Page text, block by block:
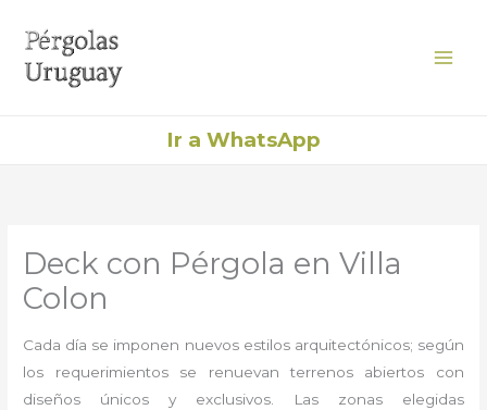
contenido
Ir a WhatsApp
Deck con Pérgola en Villa
Colon
Cada día se imponen nuevos estilos arquitectónicos; según
los requerimientos se renuevan terrenos abiertos con
diseños únicos y exclusivos. Las zonas elegidas